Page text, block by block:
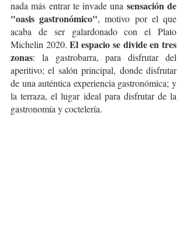
nada más entrar te invade una sensación de
"oasis gastronómico", motivo por el que
acaba de ser galardonado con el Plato
Michelin 2020. El espacio se divide en tres
zonas: la gastrobarra, para disfrutar del
aperitivo; el salón principal, donde disfrutar
de una auténtica experiencia gastronómica; y
la terraza, el lugar ideal para disfrutar de la
gastronomía y coctelería.